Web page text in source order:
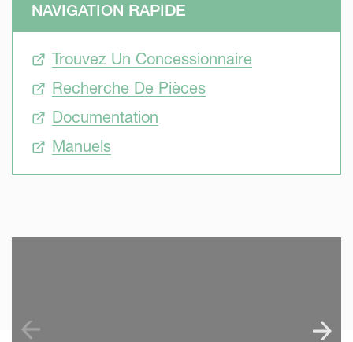
NAVIGATION RAPIDE
Trouvez Un Concessionnaire
Recherche De Pièces
Documentation
Manuels